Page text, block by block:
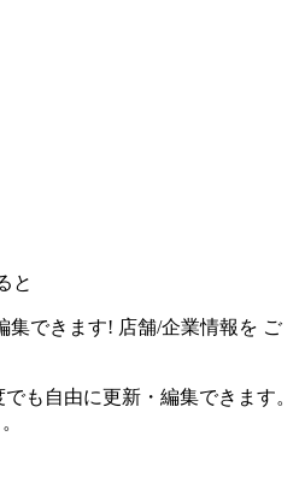
と
集できます! 店舗/企業情報を ご
も自由に更新・編集できます。